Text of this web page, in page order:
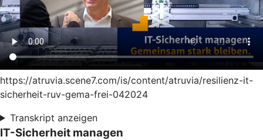
https://atruvia.scene7.com/is/content/atruvia/resilienz-it-
sicherheit-ruv-gema-frei-042024
Transkript anzeigen
IT-Sicherheit managen